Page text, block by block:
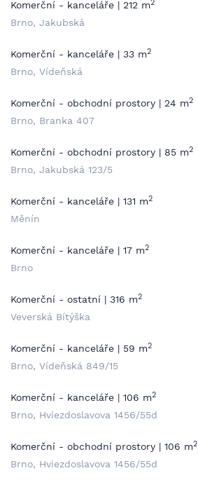
Komerční - kanceláře | 212 m2
Brno, Jakubská
Komerční - kanceláře | 33 m2
Brno, Vídeňská
Komerční - obchodní prostory | 24 m2
Brno, Branka 407
Komerční - obchodní prostory | 85 m2
Brno, Jakubská 123/5
Komerční - kanceláře | 131 m2
Měnín
Komerční - kanceláře | 17 m2
Brno
Komerční - ostatní | 316 m2
Veverská Bítýška
Komerční - kanceláře | 59 m2
Brno, Vídeňská 849/15
Komerční - kanceláře | 106 m2
Brno, Hviezdoslavova 1456/55d
Komerční - obchodní prostory | 106 m2
Brno, Hviezdoslavova 1456/55d